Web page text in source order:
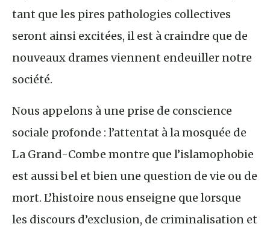
tant que les pires pathologies collectives
seront ainsi excitées, il est à craindre que de
nouveaux drames viennent endeuiller notre
société.
Nous appelons à une prise de conscience
sociale profonde : l’attentat à la mosquée de
La Grand-Combe montre que l’islamophobie
est aussi bel et bien une question de vie ou de
mort. L’histoire nous enseigne que lorsque
les discours d’exclusion, de criminalisation et